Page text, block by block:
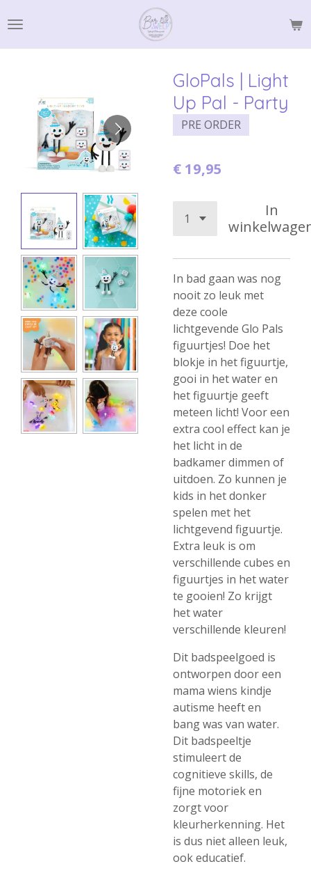
direct
naar
GloPals | Light
Up Pal - Party
PRE ORDER
€ 19,95
In
In bad gaan was nog
nooit zo leuk met
deze coole
lichtgevende Glo Pals
figuurtjes! Doe het
blokje in het figuurtje,
gooi in het water en
het figuurtje geeft
meteen licht! Voor een
extra cool effect kan je
het licht in de
badkamer dimmen of
uitdoen. Zo kunnen je
kids in het donker
spelen met het
lichtgevend figuurtje.
Extra leuk is om
verschillende cubes en
figuurtjes in het water
te gooien! Zo krijgt
het water
verschillende kleuren!
Dit badspeelgoed is
ontworpen door een
mama wiens kindje
autisme heeft en
bang was van water.
Dit badspeeltje
stimuleert de
cognitieve skills, de
fijne motoriek en
zorgt voor
kleurherkenning. Het
is dus niet alleen leuk,
ook educatief.